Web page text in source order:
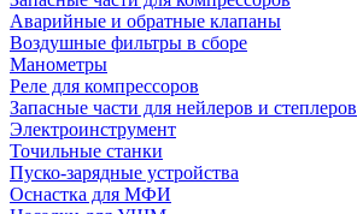
Аварийные и обратные клапаны
Воздушные фильтры в сборе
Манометры
Реле для компрессоров
Запасные части для нейлеров и степлеров
Электроинструмент
Точильные станки
Пуско-зарядные устройства
Оснастка для МФИ